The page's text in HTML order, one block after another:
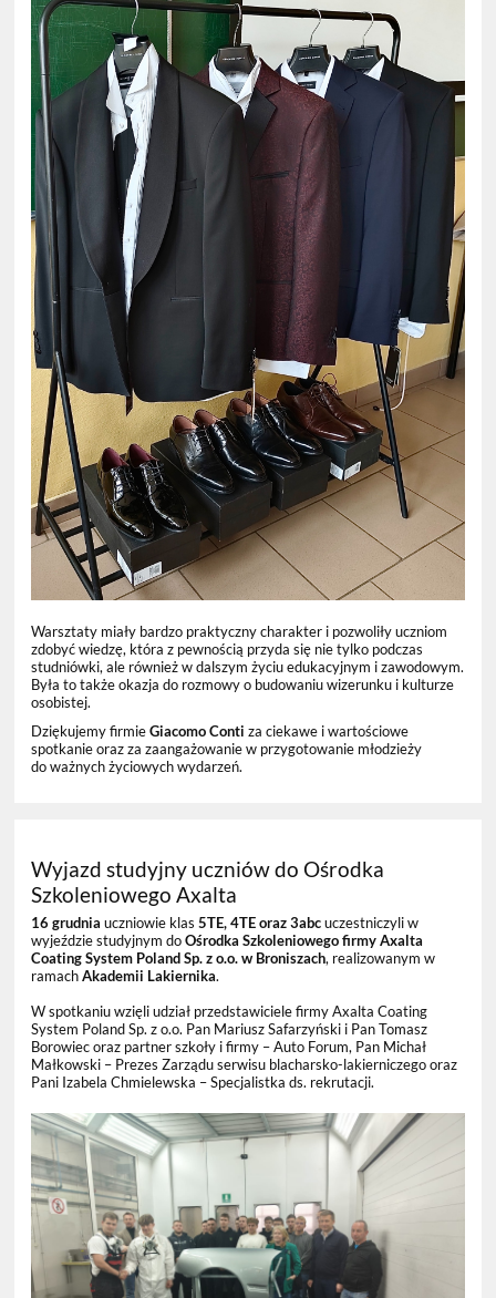
Warsztaty miały bardzo praktyczny charakter i pozwoliły uczniom
zdobyć wiedzę, która z pewnością przyda się nie tylko podczas
studniówki, ale również w dalszym życiu edukacyjnym i zawodowym.
Była to także okazja do rozmowy o budowaniu wizerunku i kulturze
osobistej.
Dziękujemy firmie Giacomo Conti za ciekawe i wartościowe
spotkanie oraz za zaangażowanie w przygotowanie młodzieży
do ważnych życiowych wydarzeń.
Wyjazd studyjny uczniów do Ośrodka
Szkoleniowego Axalta
16 grudnia uczniowie klas5TE, 4TE oraz 3abcuczestniczyli w
wyjeździe studyjnym doOśrodka Szkoleniowego firmy Axalta
Coating System Poland Sp. z o.o. w Broniszach, realizowanym w
ramachAkademii Lakiernika.
W spotkaniu wzięli udział przedstawiciele firmy Axalta Coating
System Poland Sp. z o.o. Pan Mariusz Safarzyński i Pan Tomasz
Borowiec oraz partner szkoły i firmy – Auto Forum, Pan Michał
Małkowski – Prezes Zarządu serwisu blacharsko-lakierniczego oraz
Pani Izabela Chmielewska – Specjalistka ds. rekrutacji.